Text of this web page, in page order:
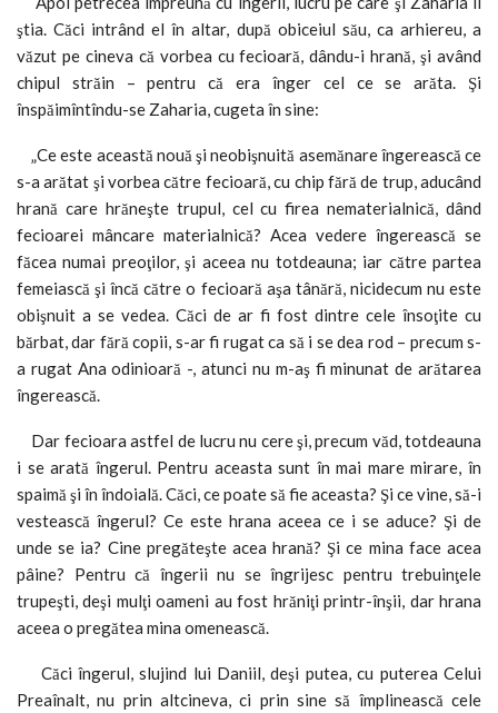
ştia. Căci intrând el în altar, după obiceiul său, ca arhiereu, a
văzut pe cineva că vorbea cu fecioară, dându-i hrană, şi având
chipul străin – pentru că era înger cel ce se arăta. Şi
înspăimîntîndu-se Zaharia, cugeta în sine:
„Ce este această nouă şi neobişnuită asemănare îngerească ce
s-a arătat şi vorbea către fecioară, cu chip fără de trup, aducând
hrană care hrăneşte trupul, cel cu firea nematerialnică, dând
fecioarei mâncare materialnică? Acea vedere îngerească se
făcea numai preoţilor, şi aceea nu totdeauna; iar către partea
femeiască şi încă către o fecioară aşa tânără, nicidecum nu este
obişnuit a se vedea. Căci de ar fi fost dintre cele însoţite cu
bărbat, dar fără copii, s-ar fi rugat ca să i se dea rod – precum s-
a rugat Ana odinioară -, atunci nu m-aş fi minunat de arătarea
îngerească.
Dar fecioara astfel de lucru nu cere şi, precum văd, totdeauna
i se arată îngerul. Pentru aceasta sunt în mai mare mirare, în
spaimă şi în îndoială. Căci, ce poate să fie aceasta? Şi ce vine, să-i
vestească îngerul? Ce este hrana aceea ce i se aduce? Şi de
unde se ia? Cine pregăteşte acea hrană? Şi ce mina face acea
pâine? Pentru că îngerii nu se îngrijesc pentru trebuinţele
trupeşti, deşi mulţi oameni au fost hrăniţi printr-înşii, dar hrana
aceea o pregătea mina omenească.
Căci îngerul, slujind lui Daniil, deşi putea, cu puterea Celui
Preaînalt, nu prin altcineva, ci prin sine să împlinească cele